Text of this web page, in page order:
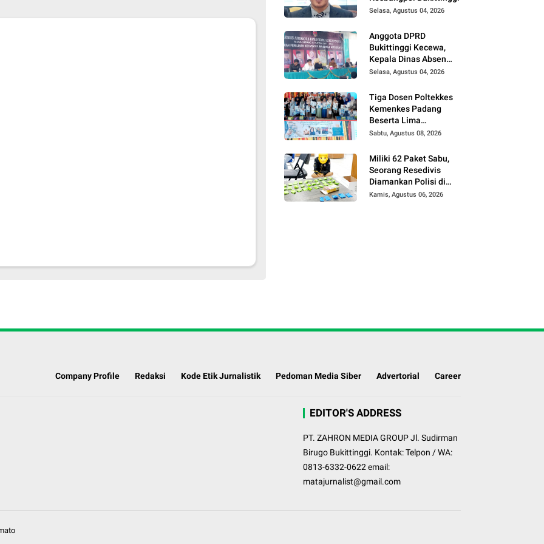
Selasa, Agustus 04, 2026
Anggota DPRD
Bukittinggi Kecewa,
Kepala Dinas Absen
pada Reses Masa
2025/ 2026.
Selasa, Agustus 04, 2026
Tiga Dosen Poltekkes
Kemenkes Padang
Beserta Lima
Mahasiswa Berikan
Gigi dan Mulut bagi
Kader Posyandu di
Kubang Putiah
Sabtu, Agustus 08, 2026
Miliki 62 Paket Sabu,
Seorang Resedivis
Diamankan Polisi di
Bukittinggi
Kamis, Agustus 06, 2026
Company Profile Redaksi Kode Etik Jurnalistik Pedoman Media Siber Advertorial Career
EDITOR'S ADDRESS
PT. ZAHRON MEDIA GROUP Jl. Sudirman
Birugo Bukittinggi. Kontak: Telpon / WA:
0813-6332-0622 email:
matajurnalist@gmail.com